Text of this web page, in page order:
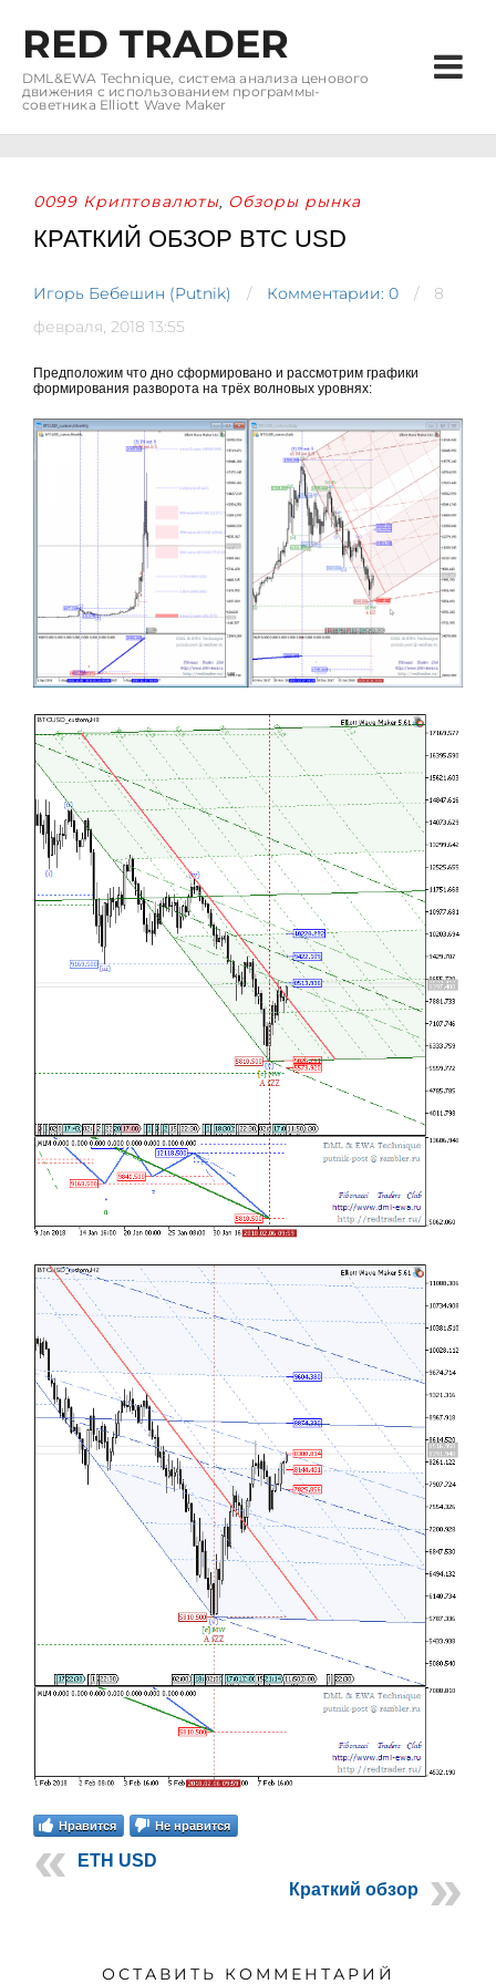
RED TRADER
DML&EWA Technique, система анализа ценового
движения с использованием программы-
советника Elliott Wave Maker
0099 Криптовалюты, Обзоры рынка
КРАТКИЙ ОБЗОР BTC USD
Игорь Бебешин (Putnik) Комментарии: 0
8
февраля, 2018 13:55
Предположим что дно сформировано и рассмотрим графики
формирования разворота на трёх волновых уровнях:
Нравится Не нравится
ETH USD
Краткий обзор
ОСТАВИТЬ КОММЕНТАРИЙ